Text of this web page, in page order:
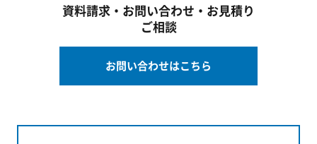
資料請求・お問い合わせ・お見積り
ご相談
お問い合わせはこちら